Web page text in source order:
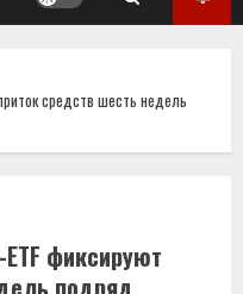
средств шесть недель
фиксируют
подряд